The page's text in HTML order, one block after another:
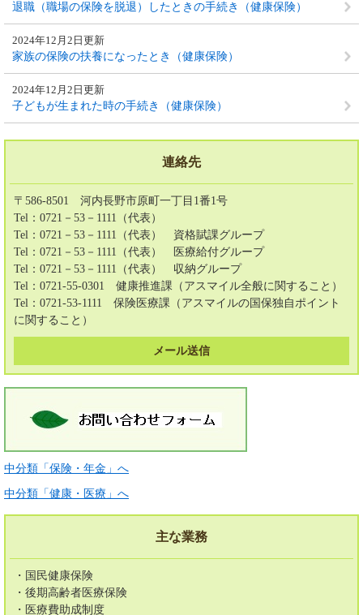
退職（職場の保険を脱退）したときの手続き（健康保険）
家族の保険の扶養になったとき（健康保険）
2024年12月2日更新
子どもが生まれた時の手続き（健康保険）
2024年12月2日更新
連絡先
〒586-8501 河内長野市原町一丁目1番1号
Tel：0721－53－1111（代表）
Tel：0721－53－1111（代表）
資格賦課グループ
Tel：0721－53－1111（代表）
医療給付グループ
Tel：0721－53－1111（代表）
収納グループ
Tel：0721-55-0301
健康推進課（アスマイル全般に関すること）
Tel：0721-53-1111
保険医療課（アスマイルの国保独自ポイント
に関すること）
メール送信
中分類「保険・年金」へ
中分類「健康・医療」へ
主な業務
・国民健康保険
・後期高齢者医療保険
・医療費助成制度